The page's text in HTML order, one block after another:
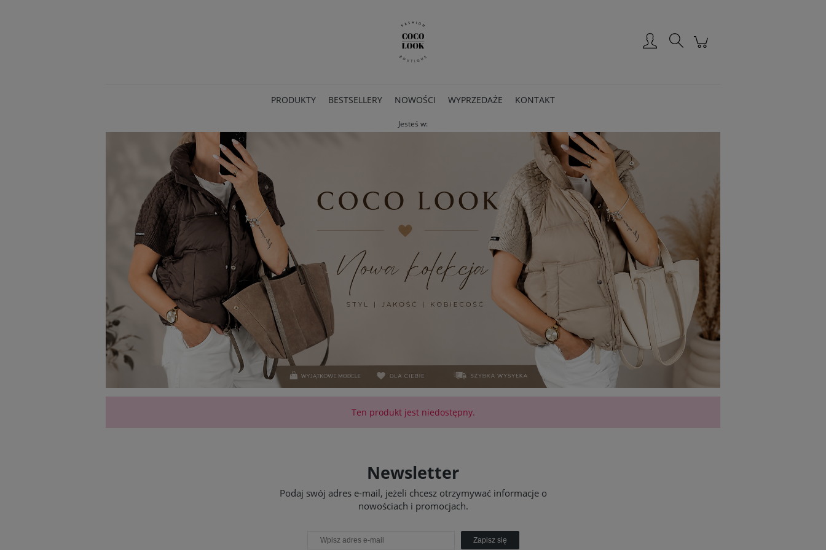
PRODUKTY BESTSELLERY NOWOŚCI WYPRZEDAŻE KONTAKT
Jesteś w:
Ten produkt jest niedostępny.
Newsletter
Podaj swój adres e-mail, jeżeli chcesz otrzymywać informacje o
nowościach i promocjach.
Zapisz się